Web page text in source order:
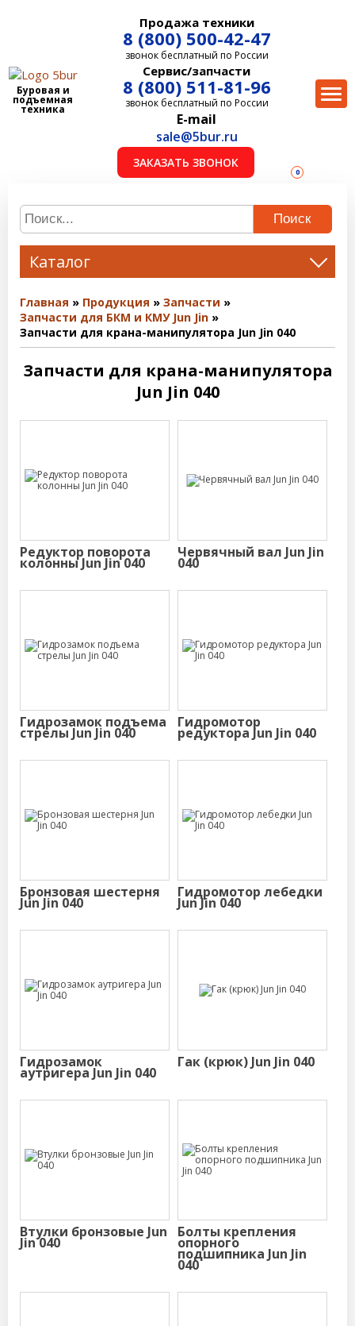
Буровая и
подъемная
техника
Продажа техники
8 (800) 500-42-47
звонок бесплатный по России
Сервис/запчасти
8 (800) 511-81-96
звонок бесплатный по России
E-mail
sale@5bur.ru
ЗАКАЗАТЬ ЗВОНОК
0
Поиск
Каталог
Главная Продукция
Запчасти
Запчасти для БКМ и КМУ Jun Jin
Запчасти для крана-манипулятора Jun Jin 040
Запчасти для крана-манипулятора
Jun Jin 040
Редуктор поворота
колонны Jun Jin 040
Червячный вал Jun Jin
040
Гидрозамок подъема
стрелы Jun Jin 040
Гидромотор
редуктора Jun Jin 040
Бронзовая шестерня
Jun Jin 040
Гидромотор лебедки
Jun Jin 040
Гидрозамок
аутригера Jun Jin 040
Гак (крюк) Jun Jin 040
Втулки бронзовые Jun
Jin 040
Болты крепления
опорного
подшипника Jun Jin
040